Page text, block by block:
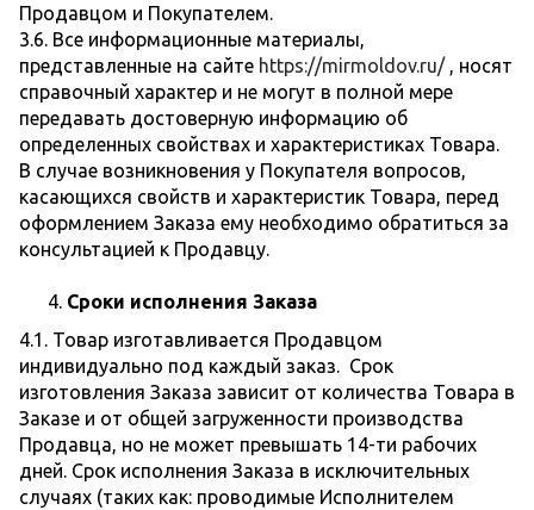
Продавцом и Покупателем.
3.6. Все информационные материалы,
представленные на сайте https://mirmoldov.ru/, носят
справочный характер и не могут в полной мере
передавать достоверную информацию об
определенных свойствах и характеристиках Товара.
В случае возникновения у Покупателя вопросов,
касающихся свойств и характеристик Товара, перед
оформлением Заказа ему необходимо обратиться за
консультацией к Продавцу.
Сроки исполнения Заказа
4.1. Товар изготавливается Продавцом
индивидуально под каждый заказ. Срок
изготовления Заказа зависит от количества Товара в
Заказе и от общей загруженности производства
Продавца, но не может превышать 14-ти рабочих
дней. Срок исполнения Заказа в исключительных
случаях (таких как: проводимые Исполнителем